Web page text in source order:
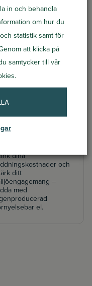
växelriktare
och
säkerställer långvarig
elproduktion –
gör att dina
fulla potential.
dina
och
ditt
–
med
el.
in och behandla
om hur du
statistik samt för
att klicka på
samtycker till vår